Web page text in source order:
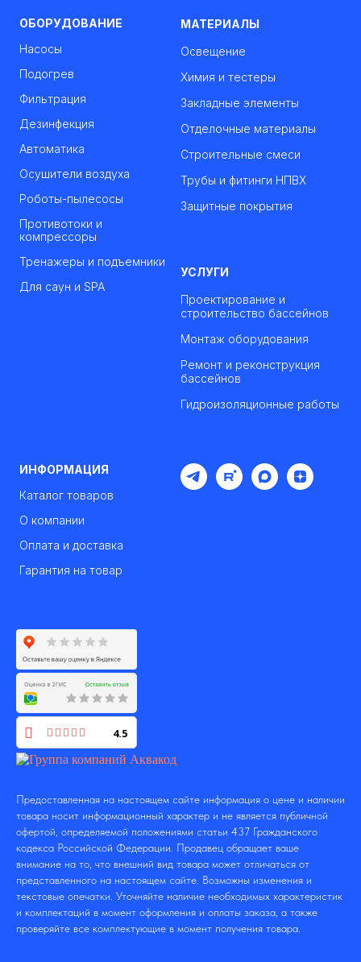
ОБОРУДОВАНИЕ
Насосы
Подогрев
Фильтрация
Дезинфекция
Автоматика
Осушители воздуха
Роботы-пылесосы
Противотоки и
компрессоры
Тренажеры и подъемники
Для саун и SPA
МАТЕРИАЛЫ
Освещение
Химия и тестеры
Закладные элементы
Отделочные материалы
Строительные смеси
Трубы и фитинги НПВХ
Защитные покрытия
УСЛУГИ
Проектирование и
строительство бассейнов
Монтаж оборудования
Ремонт и реконструкция
бассейнов
Гидроизоляционные работы
ИНФОРМАЦИЯ
Каталог товаров
О компании
Оплата и доставка
Гарантия на товар
4.5
Предоставленная на настоящем сайте информация о цене и наличии
товара носит информационный характер и не является публичной
офертой, определяемой положениями статьи 437 Гражданского
кодекса Российской Федерации. Продавец обращает ваше
внимание на то, что внешний вид товара может отличаться от
представленного на настоящем сайте. Возможны изменения и
текстовые опечатки. Уточняйте наличие необходимых характеристик
и комплектаций в момент оформления и оплаты заказа, а также
проверяйте все комплектующие в момент получения товара.